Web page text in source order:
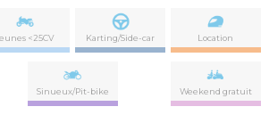
<25CV Karting/Side-car Location
Sinueux/Pit-bike Weekend gratuit